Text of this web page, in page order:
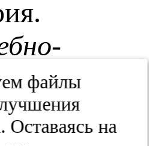
файлы
Оставаясь на